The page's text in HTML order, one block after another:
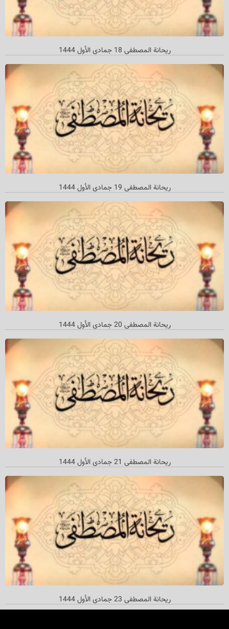
ریحانة المصطفی 18 جمادي الأول 1444
ريحانة المصطفى 19 جمادي الأول 1444
ريحانة المصطفى 20 جمادي الأول 1444
ریحانة المصطفی 21 جمادي الأول 1444
ریحانة المصطفی 23 جمادي الأول 1444